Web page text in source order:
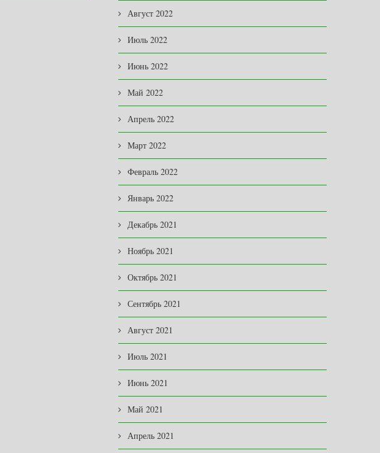
Август 2022
Июль 2022
Июнь 2022
Май 2022
Апрель 2022
Март 2022
Февраль 2022
Январь 2022
Декабрь 2021
Ноябрь 2021
Октябрь 2021
Сентябрь 2021
Август 2021
Июль 2021
Июнь 2021
Май 2021
Апрель 2021